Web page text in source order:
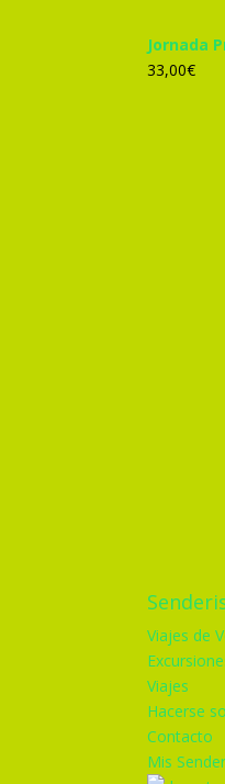
Jornada
33,00€
Viajes de
Viajes
Hacerse
Contacto
Mis